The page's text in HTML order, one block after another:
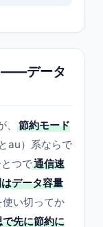
――データ
節約モード
au）系ならで
つで通信速
データ容量
い切ってか
先に節約に